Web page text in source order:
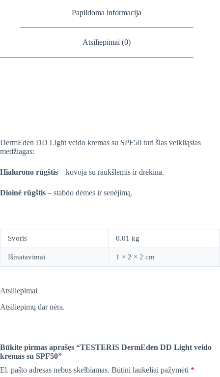
Papildoma informacija
Atsiliepimai (0)
DermEden DD Light veido kremas su SPF50 turi šias veikliąsias
medžiagas:
Hialurono rūgštis – kovoja su raukšlėmis ir drėkina.
Dioinė rūgštis – stabdo dėmes ir senėjimą.
Svoris 0.01 kg
Išmatavimai 1 × 2 × 2 cm
Atsiliepimai
Atsiliepimų dar nėra.
Būkite pirmas aprašęs “TESTERIS DermEden DD Light veido
kremas su SPF50”
El. pašto adresas nebus skelbiamas. Būtini laukeliai pažymėti *